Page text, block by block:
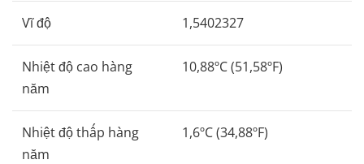
Vĩ độ 1,5402327
Nhiệt độ cao hàng
năm
10,88ºC (51,58ºF)
Nhiệt độ thấp hàng
năm
1,6ºC (34,88ºF)